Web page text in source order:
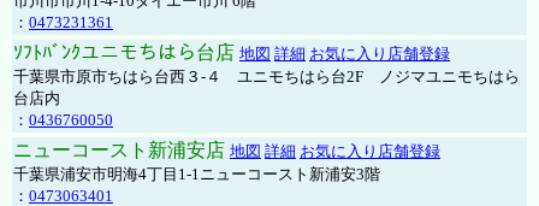
： 0473231361
ｿﾌﾄﾊﾞﾝｸユニモちはら台店 地図 詳細 お気に入り店舗登録
千葉県市原市ちはら台西３-４ ユニモちはら台2F ノジマユニモちはら
台店内
： 0436760050
ニューコースト新浦安店 地図 詳細 お気に入り店舗登録
千葉県浦安市明海4丁目1-1ニューコースト新浦安3階
： 0473063401